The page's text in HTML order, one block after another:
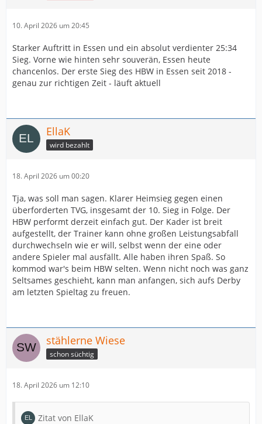
10. April 2026 um 20:45
Starker Auftritt in Essen und ein absolut verdienter 25:34
Sieg. Vorne wie hinten sehr souverän, Essen heute
chancenlos. Der erste Sieg des HBW in Essen seit 2018 -
genau zur richtigen Zeit - läuft aktuell
EllaK
wird bezahlt
18. April 2026 um 00:20
Tja, was soll man sagen. Klarer Heimsieg gegen einen
überforderten TVG, insgesamt der 10. Sieg in Folge. Der
HBW performt derzeit einfach gut. Der Kader ist breit
aufgestellt, der Trainer kann ohne großen Leistungsabfall
durchwechseln wie er will, selbst wenn der eine oder
andere Spieler mal ausfällt. Alle haben ihren Spaß. So
kommod war's beim HBW selten. Wenn nicht noch was ganz
Seltsames geschieht, kann man anfangen, sich aufs Derby
am letzten Spieltag zu freuen.
stählerne Wiese
schon süchtig
18. April 2026 um 12:10
Zitat von EllaK